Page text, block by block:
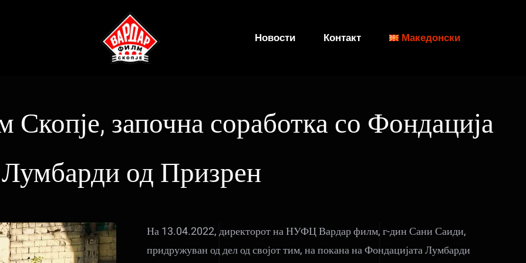
Новости Контакт Македонски
започна соработка со Фондација
Лумбарди од Призрен
На 13.04.2022, директорот на НУФЦ Вардар филм, г-дин Сани Саиди,
придружуван од дел од својот тим, на покана на Фондацијата Лумбарди